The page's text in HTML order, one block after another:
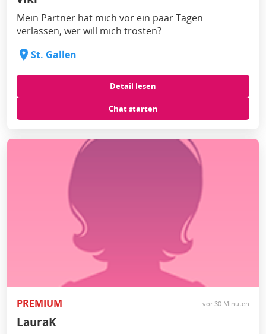
Mein Partner hat mich vor ein paar Tagen
verlassen, wer will mich trösten?
St. Gallen
Detail lesen
Chat starten
PREMIUM vor 30 Minuten
LauraK